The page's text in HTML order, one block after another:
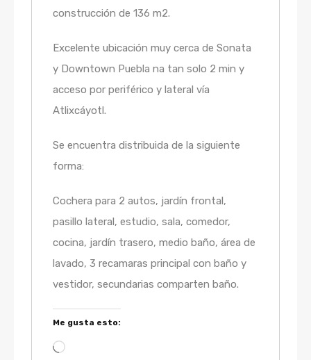
construcción de 136 m2.
Excelente ubicación muy cerca de Sonata
y Downtown Puebla na tan solo 2 min y
acceso por periférico y lateral vía
Atlixcáyotl.
Se encuentra distribuida de la siguiente
forma:
Cochera para 2 autos, jardín frontal,
pasillo lateral, estudio, sala, comedor,
cocina, jardín trasero, medio baño, área de
lavado, 3 recamaras principal con baño y
vestidor, secundarias comparten baño.
Me gusta esto: